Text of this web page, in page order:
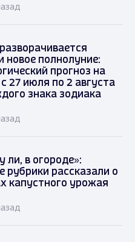
новое полнолуние:
прогноз на
27 июля по 2 августа
знака зодиака
ли, в огороде»:
рубрики рассказали о
капустного урожая